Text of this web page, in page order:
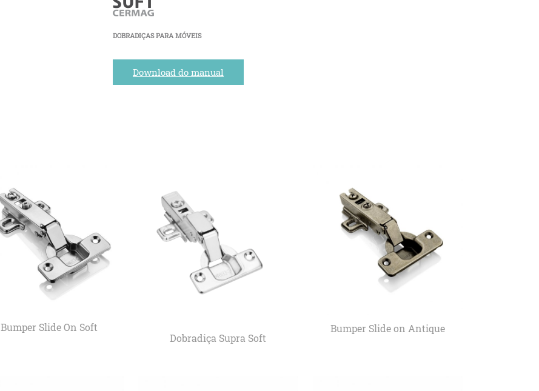
DOBRADIÇAS PARA MÓVEIS
Download do manual
Bumper Slide On Soft
Dobradiça Supra Soft
Bumper Slide on Antique